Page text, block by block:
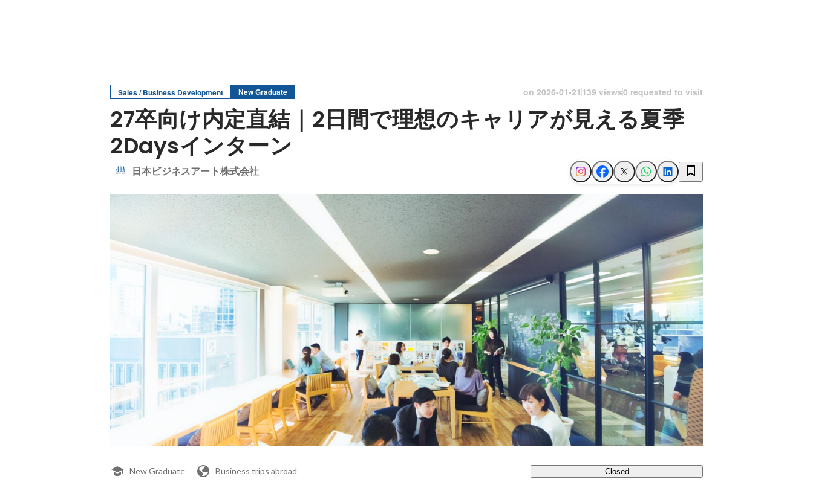
Sales / Business Development New Graduate on 2026-01-21 139 views0 requested to visit
27卒向け内定直結｜2日間で理想のキャリアが見える夏季
2Daysインターン
日本ビジネスアート株式会社
New Graduate Business trips abroad Closed